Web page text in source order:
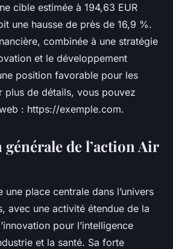
cible estimée à 194,63 EUR
une hausse de près de 16,9 %.
combinée à une stratégie
et le développement
position favorable pour les
plus de détails, vous pouvez
: https://exemple.com.
de l’action Air
place centrale dans l’univers
avec une activité étendue de la
pour l’intelligence
et la santé. Sa forte